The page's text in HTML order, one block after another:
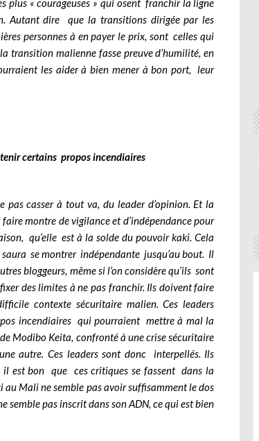
Autant dire que la transitions dirigée par les
personnes à en payer le prix, sont celles qui
transition malienne fasse preuve d’humilité, en
les aider à bien mener à bon port, leur
certains propos incendiaires
casser à tout va, du leader d’opinion. Et la
montre de vigilance et d’indépendance pour
qu’elle est à la solde du pouvoir kaki.Cela
se montrer indépendante jusqu’au bout. Il
bloggeurs, même si l’on considère qu’ils sont
des limites à ne pas franchir. Ils doivent faire
contexte sécuritaire malien. Ces leaders
incendiaires qui pourraient mettre à mal la
Modibo Keita, confronté à une crise sécuritaire
autre. Ces leaders sont donc interpellés. Ils
est bon que ces critiques se fassent dans la
Mali ne semble pas avoir suffisamment le dos
pas inscrit dans son ADN, ce qui est bien